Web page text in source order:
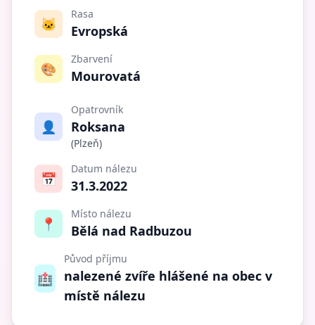
🐱
Rasa
Evropská
🎨
Zbarvení
Mourovatá
👤
Opatrovník
Roksana
(Plzeň)
📅
Datum nálezu
31.3.2022
📍
Místo nálezu
Bělá nad Radbuzou
🏥
Původ příjmu
nalezené zvíře hlášené na obec v
místě nálezu